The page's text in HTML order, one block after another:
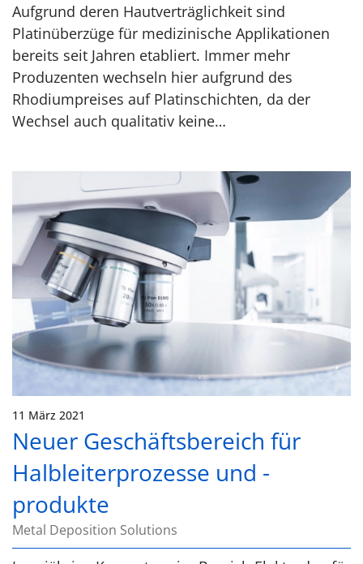
Aufgrund deren Hautverträglichkeit sind
Platinüberzüge für medizinische Applikationen
bereits seit Jahren etabliert. Immer mehr
Produzenten wechseln hier aufgrund des
Rhodiumpreises auf Platinschichten, da der
Wechsel auch qualitativ keine…
11 März 2021
Neuer Geschäftsbereich für
Halbleiterprozesse und -
produkte
Metal Deposition Solutions